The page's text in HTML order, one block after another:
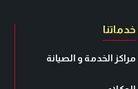
خدماتنا
مراكز الخدمة و الصيانة